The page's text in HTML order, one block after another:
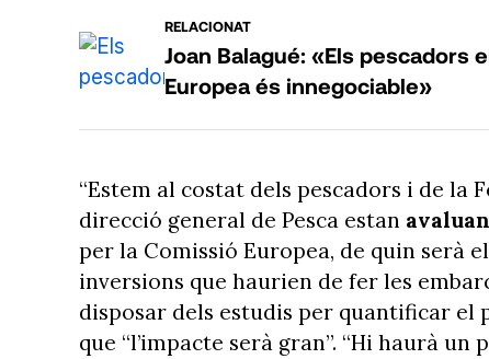
RELACIONAT
Joan Balagué: «Els pescadors
Europea és innegociable»
“Estem al costat dels pescadors i de la
direcció general de Pesca estan
per la Comissió Europea, de quin serà
inversions que haurien de fer les
disposar dels estudis per quantificar el
que “l’impacte serà gran”. “Hi haurà